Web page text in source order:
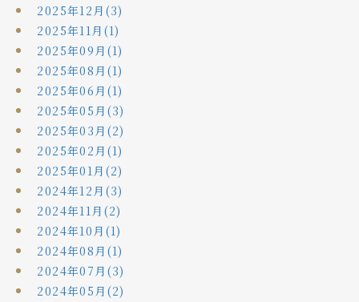
2025年12月(3)
2025年11月(1)
2025年09月(1)
2025年08月(1)
2025年06月(1)
2025年05月(3)
2025年03月(2)
2025年02月(1)
2025年01月(2)
2024年12月(3)
2024年11月(2)
2024年10月(1)
2024年08月(1)
2024年07月(3)
2024年05月(2)